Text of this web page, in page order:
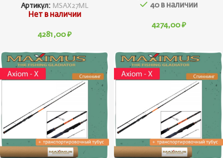
Артикул: MSAX27ML
Нет в наличии
4281,00 ₽
40 в наличии
4274,00 ₽